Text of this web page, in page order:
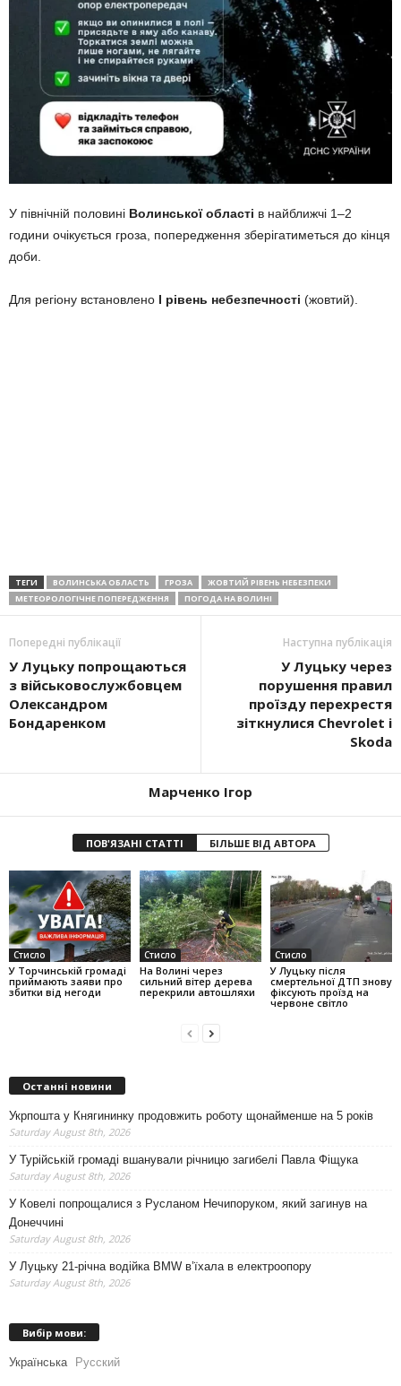
У північній половині Волинської області в найближчі 1–2
години очікується гроза, попередження зберігатиметься до кінця
доби.
Для регіону встановлено І рівень небезпечності (жовтий).
ТЕГИ ВОЛИНСЬКА ОБЛАСТЬ ГРОЗА
ЖОВТИЙ РІВЕНЬ НЕБЕЗПЕКИ
МЕТЕОРОЛОГІЧНЕ ПОПЕРЕДЖЕННЯ
ПОГОДА НА ВОЛИНІ
Попередні публікації
У Луцьку попрощаються
з військовослужбовцем
Олександром
Бондаренком
Наступна публікація
У Луцьку через
порушення правил
проїзду перехрестя
зіткнулися Chevrolet і
Skoda
Марченко Ігор
ПОВ'ЯЗАНІ СТАТТІ БІЛЬШЕ ВІД АВТОРА
Стисло
У Торчинській громаді
приймають заяви про
збитки від негоди
Стисло
На Волині через
сильний вітер дерева
перекрили автошляхи
Стисло
У Луцьку після
смертельної ДТП знову
фіксують проїзд на
червоне світло
Останні новини
Укрпошта у Княгининку продовжить роботу щонайменше на 5 років
Saturday August 8th, 2026
У Турійській громаді вшанували річницю загибелі Павла Фіщука
Saturday August 8th, 2026
У Ковелі попрощалися з Русланом Нечипоруком, який загинув на
Донеччині
Saturday August 8th, 2026
У Луцьку 21-річна водійка BMW в’їхала в електроопору
Saturday August 8th, 2026
Вибір мови:
Українська Русский